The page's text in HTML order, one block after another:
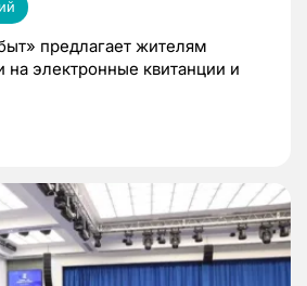
предлагает жителям
на электронные квитанции и